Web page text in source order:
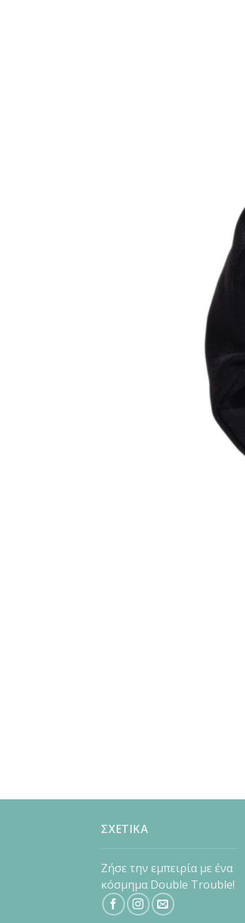
ΣΧΕΤΙΚΑ
Ζήσε την εμπειρία με ένα
κόσμημα Double Trouble!